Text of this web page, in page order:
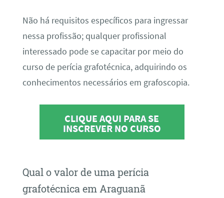
Não há requisitos específicos para ingressar
nessa profissão; qualquer profissional
interessado pode se capacitar por meio do
curso de perícia grafotécnica, adquirindo os
conhecimentos necessários em grafoscopia.
CLIQUE AQUI PARA SE
INSCREVER NO CURSO
Qual o valor de uma perícia
grafotécnica em Araguanã